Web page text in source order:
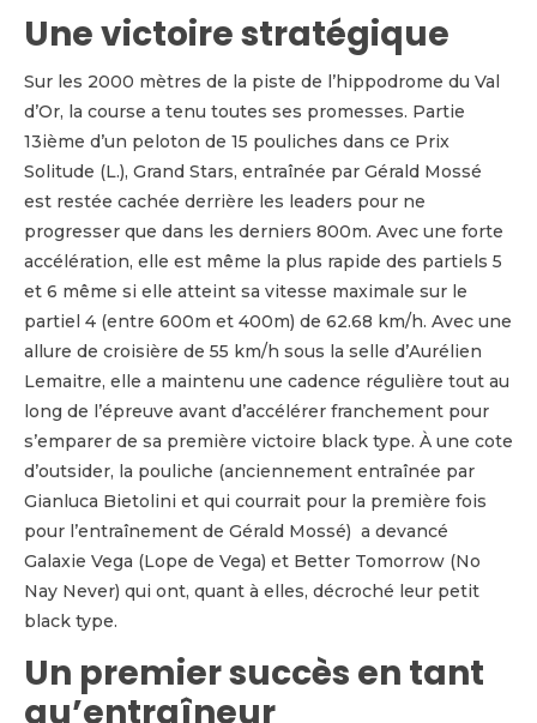
Une victoire stratégique
Sur les 2000 mètres de la piste de l’hippodrome du Val
d’Or, la course a tenu toutes ses promesses. Partie
13ième d’un peloton de 15 pouliches dans ce Prix
Solitude (L.), Grand Stars, entraînée par Gérald Mossé
est restée cachée derrière les leaders pour ne
progresser que dans les derniers 800m. Avec une forte
accélération, elle est même la plus rapide des partiels 5
et 6 même si elle atteint sa vitesse maximale sur le
partiel 4 (entre 600m et 400m) de 62.68 km/h. Avec une
allure de croisière de 55 km/h sous la selle d’Aurélien
Lemaitre, elle a maintenu une cadence régulière tout au
long de l’épreuve avant d’accélérer franchement pour
s’emparer de sa première victoire black type. À une cote
d’outsider, la pouliche (anciennement entraînée par
Gianluca Bietolini et qui courrait pour la première fois
pour l’entraînement de Gérald Mossé) a devancé
Galaxie Vega (Lope de Vega) et Better Tomorrow (No
Nay Never) qui ont, quant à elles, décroché leur petit
black type.
Un premier succès en tant
qu’entraîneur